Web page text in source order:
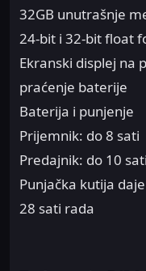
32GB unutrašnje
24-bit i 32-bit float
Ekranski displej na
praćenje baterije
Baterija i punjenje
Prijemnik: do 8 sati
Predajnik: do 10 sati
Punjačka kutija
28 sati rada